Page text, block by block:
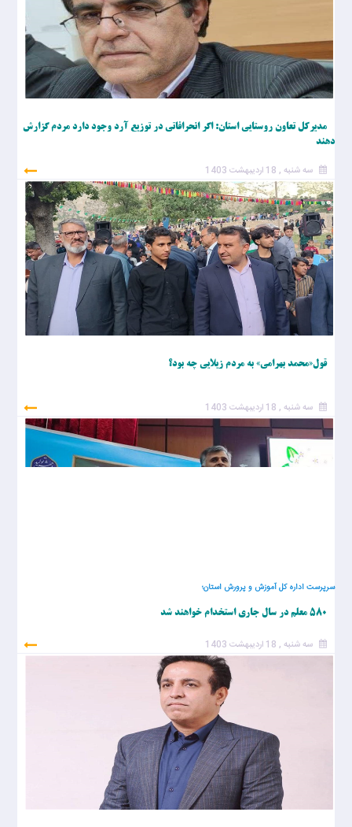
مدیرکل تعاون روستایی استان: اگر انحرافاتی در توزیع آرد وجود دارد مردم گزارش
دهند
سه شنبه , 18 اردیبهشت 1403
قول«محمد بهرامی» به مردم زیلایی چه بود؟
سه شنبه , 18 اردیبهشت 1403
سرپرست اداره کل آموزش و پرورش استان؛
۵۸۰ معلم در سال جاری استخدام خواهند شد
سه شنبه , 18 اردیبهشت 1403